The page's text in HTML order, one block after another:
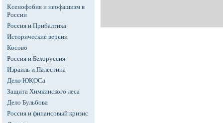
Ксенофобия и неофашизм в
России
Россия и Прибалтика
Исторические версии
Косово
Россия и Белоруссия
Израиль и Палестина
Дело ЮКОСа
Защита Химкинского леса
Дело Бульбова
Россия и финансовый кризис